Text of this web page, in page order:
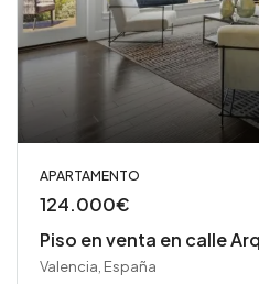
APARTAMENTO
124.000€
Piso en venta en calle
Valencia, España